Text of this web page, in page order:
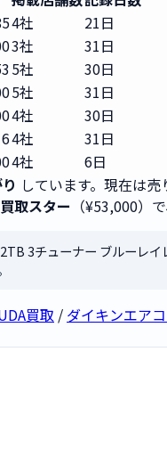
4社
21日
3社
31日
5社
30日
5社
31日
4社
30日
4社
31日
4社
6日
しています。現在は売
買取スター （¥53,000）
3チューナー ブルーレ
買取 / ダイキンエア